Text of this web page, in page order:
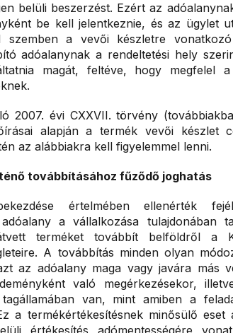
belüli beszerzést. Ezért az
be kell jelentkeznie, és az ügylet
szemben a vevői készletre vonatkozó
adóalanynak a rendeltetési hely
magát, feltéve, hogy megfelel
2007. évi CXXVII. törvény
alapján a termék vevői készlet
az alábbiakra kell figyelemmel lenni.
továbbításához fűződő joghatás
értelmében ellenérték
a vállalkozása tulajdonában
terméket továbbít belföldről a
A továbbítás minden olyan
az adóalany maga vagy javára más
való megérkezésekor,
van, mint amiben a
a termékértékesítésnek minősülő eset
értékesítés adómentességére